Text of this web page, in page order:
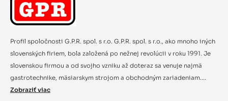
Profil spoločnosti G.P.R. spol. s r.o. G.P.R. spol. s r.o., ako mnoho iných
slovenských firiem, bola založená po nežnej revolúcii v roku 1991. Je
slovenskou firmou a od svojho vzniku až doteraz sa venuje najmä
gastrotechnike, mäsiarskym strojom a obchodným zariadeniam....
Zobraziť viac